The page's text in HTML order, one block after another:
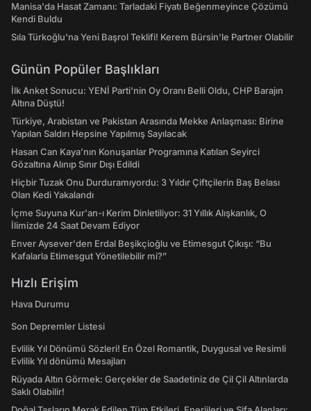
Manisa'da Hasat Zamanı: Tarladaki Fiyatı Beğenmeyince Çözümü
Kendi Buldu
Sıla Türkoğlu'na Yeni Başrol Teklifi! Kerem Bürsin'le Partner Olabilir
Günün Popüler Başlıkları
İlk Anket Sonucu: YENİ Parti'nin Oy Oranı Belli Oldu, CHP Barajın
Altına Düştü!
Türkiye, Arabistan ve Pakistan Arasında Mekke Anlaşması: Birine
Yapılan Saldırı Hepsine Yapılmış Sayılacak
Hasan Can Kaya’nın Konuşanlar Programına Katılan Seyirci
Gözaltına Alınıp Sınır Dışı Edildi
Hiçbir Tuzak Onu Durduramıyordu: 3 Yıldır Çiftçilerin Baş Belası
Olan Kedi Yakalandı
İçme Suyuna Kur'an-ı Kerim Dinletiliyor: 31 Yıllık Alışkanlık, O
İlimizde 24 Saat Devam Ediyor
Enver Aysever'den Erdal Beşikçioğlu ve Etimesgut Çıkışı: “Bu
Kafalarla Etimesgut Yönetilebilir mi?”
Hızlı Erişim
Hava Durumu
Son Depremler Listesi
Evlilik Yıl Dönümü Sözleri! En Özel Romantik, Duygusal ve Resimli
Evlilik Yıl dönümü Mesajları
Rüyada Altın Görmek: Gerçekler de Saadetiniz de Çil Çil Altınlarda
Saklı Olabilir!